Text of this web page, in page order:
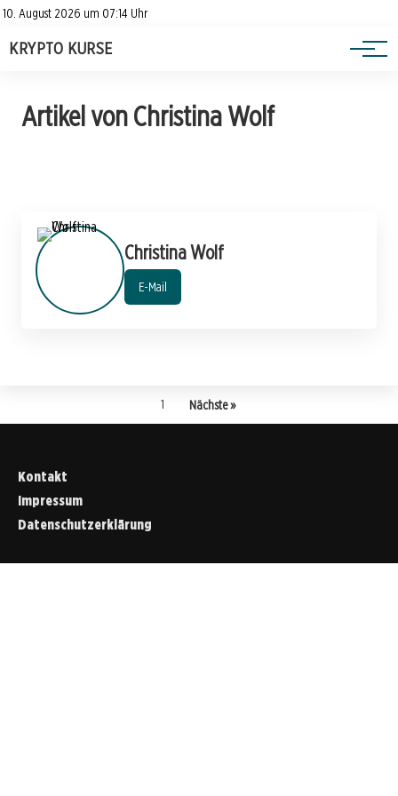
10. August 2026 um 07:14 Uhr
Impressum
KRYPTO KURSE
Heatmap
Ratgeber
Artikel von Christina Wolf
Christina Wolf
E-Mail
1 Nächste »
Kontakt
Impressum
Datenschutzerklärung